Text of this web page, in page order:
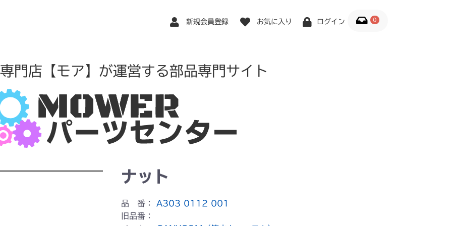
新規会員登録 お気に入り ログイン 0
門店【モア】が運営する部品専門サイト
ナット
品 番： A303 0112 001
旧品番：